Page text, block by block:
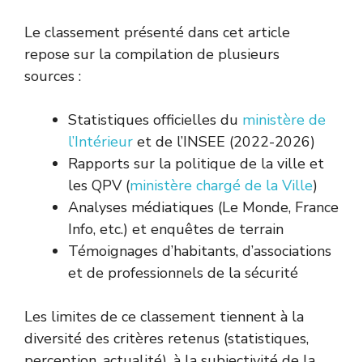
Le classement présenté dans cet article
repose sur la compilation de plusieurs
sources :
Statistiques officielles du ministère de
l’Intérieur et de l’INSEE (2022-2026)
Rapports sur la politique de la ville et
les QPV (ministère chargé de la Ville)
Analyses médiatiques (Le Monde, France
Info, etc.) et enquêtes de terrain
Témoignages d’habitants, d’associations
et de professionnels de la sécurité
Les limites de ce classement tiennent à la
diversité des critères retenus (statistiques,